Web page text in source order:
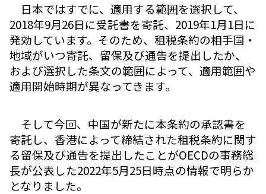
日本ではすでに、適用する範囲を選択して、
2018年9月26日に受託書を寄託、2019年1月1日に
発効しています。そのため、租税条約の相手国・
地域がいつ寄託、留保及び通告を提出したか、
および選択した条文の範囲によって、適用範囲や
適用開始時期が異なってきます。
そして今回、中国が新たに本条約の承認書を
寄託し、香港によって締結された租税条約に関す
る留保及び通告を提出したことがOECDの事務総
長が公表した2022年5月25日時点の情報で明らか
となりました。